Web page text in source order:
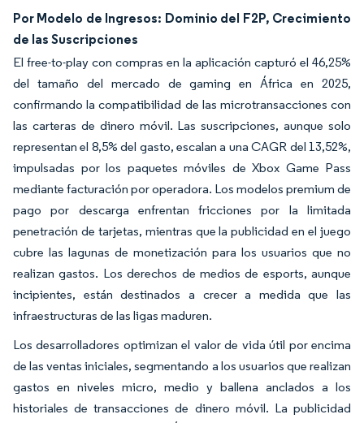
Por Modelo de Ingresos: Dominio del F2P, Crecimiento
de las Suscripciones
El free-to-play con compras en la aplicación capturó el 46,25%
del tamaño del mercado de gaming en África en 2025,
confirmando la compatibilidad de las microtransacciones con
las carteras de dinero móvil. Las suscripciones, aunque solo
representan el 8,5% del gasto, escalan a una CAGR del 13,52%,
impulsadas por los paquetes móviles de Xbox Game Pass
mediante facturación por operadora. Los modelos premium de
pago por descarga enfrentan fricciones por la limitada
penetración de tarjetas, mientras que la publicidad en el juego
cubre las lagunas de monetización para los usuarios que no
realizan gastos. Los derechos de medios de esports, aunque
incipientes, están destinados a crecer a medida que las
infraestructuras de las ligas maduren.
Los desarrolladores optimizan el valor de vida útil por encima
de las ventas iniciales, segmentando a los usuarios que realizan
gastos en niveles micro, medio y ballena anclados a los
historiales de transacciones de dinero móvil. La publicidad